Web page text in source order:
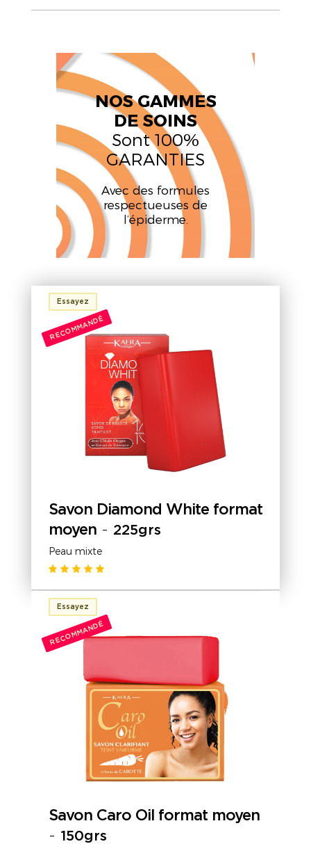
NOS GAMMES
DE SOINS
Sont 100%
GARANTIES
Avec des formules
respectueuses de
l’épiderme.
Essayez
RECOMMANDÉ
Savon Diamond White format
moyen- 225grs
Peau mixte
Essayez
RECOMMANDÉ
Savon Caro Oil format moyen
- 150grs